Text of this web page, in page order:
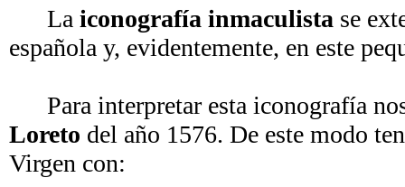
La iconografía inmaculista se
española y, evidentemente, en este
Para interpretar esta iconografía
Loreto del año 1576. De este modo
Virgen con: